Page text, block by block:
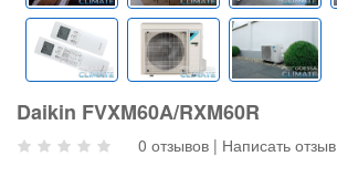
Daikin FVXM60A/RXM60R
0 отзывов | Написать отзыв